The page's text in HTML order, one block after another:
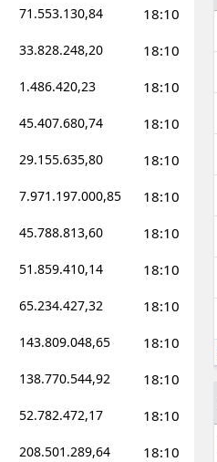
71.553.130,84 18:10
33.828.248,20 18:10
1.486.420,23 18:10
45.407.680,74 18:10
29.155.635,80 18:10
7.971.197.000,85 18:10
45.788.813,60 18:10
51.859.410,14 18:10
65.234.427,32 18:10
143.809.048,65 18:10
138.770.544,92 18:10
52.782.472,17 18:10
208.501.289,64 18:10